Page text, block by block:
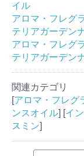
イル
アロマ・フレグ
テリアガーデン
アロマ・フレグ
テリアガーデン
関連カテゴリ
[アロマ・フレグ
ンスオイル] [イ
スミン]